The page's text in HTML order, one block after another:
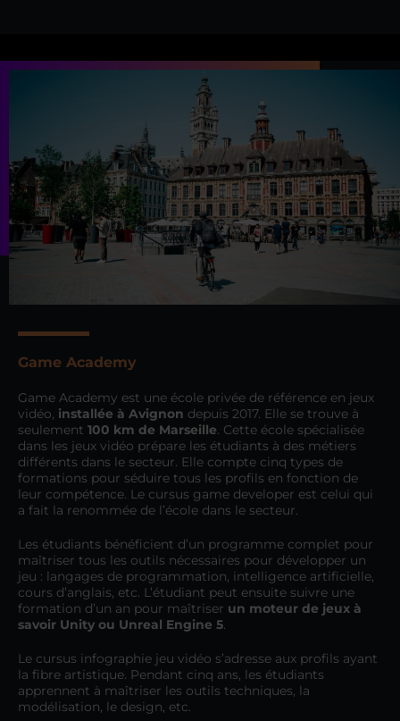
Game Academy
Game Academy est une école privée de référence en jeux
vidéo, installée à Avignon depuis 2017. Elle se trouve à
seulement 100 km de Marseille. Cette école spécialisée
dans les jeux vidéo prépare les étudiants à des métiers
différents dans le secteur. Elle compte cinq types de
formations pour séduire tous les profils en fonction de
leur compétence. Le cursus game developer est celui qui
a fait la renommée de l’école dans le secteur.
Les étudiants bénéficient d’un programme complet pour
maîtriser tous les outils nécessaires pour développer un
jeu : langages de programmation, intelligence artificielle,
cours d’anglais, etc. L’étudiant peut ensuite suivre une
formation d’un an pour maîtriser un moteur de jeux à
savoir Unity ou Unreal Engine 5.
Le cursus infographie jeu vidéo s’adresse aux profils ayant
la fibre artistique. Pendant cinq ans, les étudiants
apprennent à maîtriser les outils techniques, la
modélisation, le design, etc.